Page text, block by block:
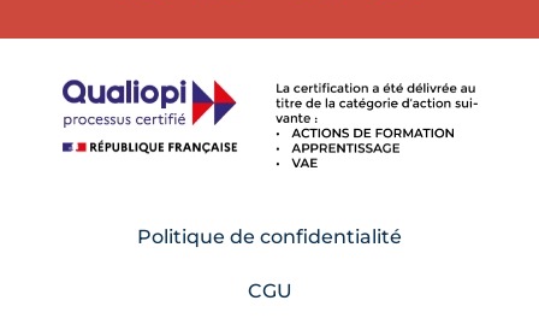
Politique de confidentialité
CGU